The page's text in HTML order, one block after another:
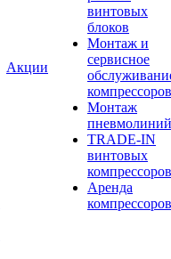
Акции
винтовых
блоков
Монтаж и
сервисное
компрессоров
Монтаж
пневмолиний
TRADE-IN
винтовых
компрессоров
Аренда
компрессоров